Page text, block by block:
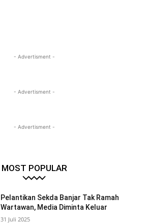
- Advertisment -
- Advertisment -
- Advertisment -
MOST POPULAR
Pelantikan Sekda Banjar Tak Ramah
Wartawan, Media Diminta Keluar
31 Juli 2025